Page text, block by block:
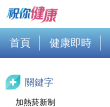
首頁 健康即時
關鍵字
加熱菸新制